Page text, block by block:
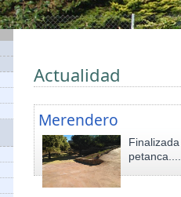
Actualidad
Merendero